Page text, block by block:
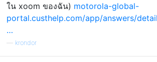
ใน xoom ของฉัน) motorola-global-
portal.custhelp.com/app/answers/
…
krondor